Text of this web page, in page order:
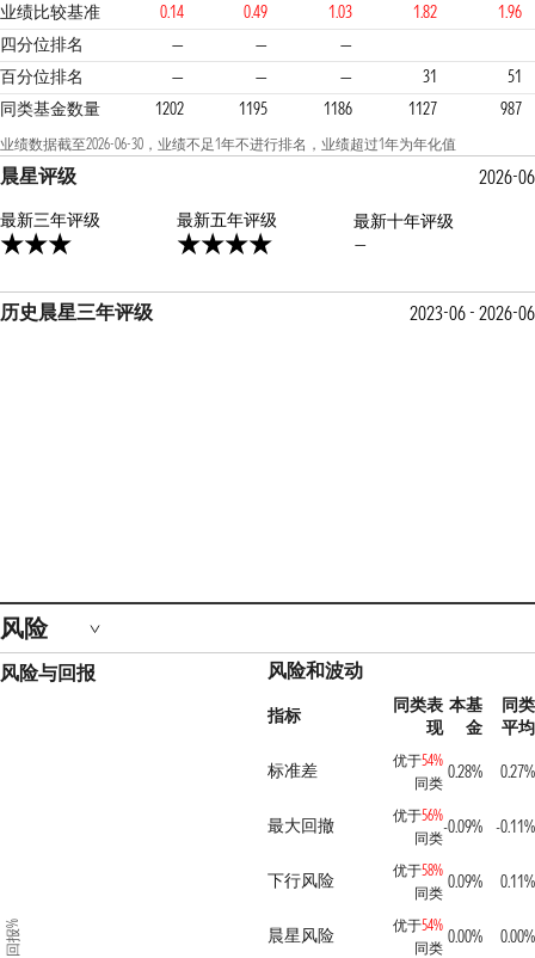
业绩比较基准
0.14 0.49 1.03 1.82
1.96
四分位排名
— — —
2 3 2
百分位排名 — — — 31
51
同类基金数量
1202 1195 1186 1127 987
业绩数据截至2026-06-30，业绩不足1年不进行排名，业绩超过1年为年化值
晨星评级 2026-06
最新三年评级 最新五年评级
最新十年评级
—
历史晨星三年评级 2023-06 - 2026-06
风险
风险与回报
回报%
风险和波动
指标
同类表
现
本基
金
同类
平均
标准差
优于54%
同类
0.28% 0.27%
最大回撤 优于56%
同类
-0.09% -0.11%
下行风险 优于58%
同类
0.09% 0.11%
晨星风险 优于54%
同类
0.00% 0.00%